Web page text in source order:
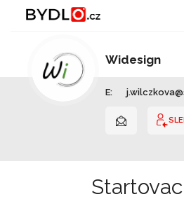
Widesign
E: